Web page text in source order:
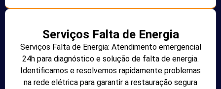
Serviços Falta de Energia
Serviços Falta de Energia: Atendimento emergencial
24h para diagnóstico e solução de falta de energia.
Identificamos e resolvemos rapidamente problemas
na rede elétrica para garantir a restauração segura